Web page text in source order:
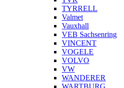
TYRRELL
Valmet
Vauxhall
VEB Sachsenring
VINCENT
VOGELE
VOLVO
VW
WANDERER